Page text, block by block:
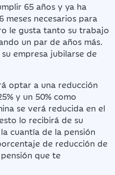
65 años y ya ha
meses necesarios para
le gusta tanto su trabajo
un par de años más.
empresa jubilarse de
optar a una reducción
y un 50% como
se verá reducida en el
lo recibirá de su
cuantía de la pensión
de reducción de
que te